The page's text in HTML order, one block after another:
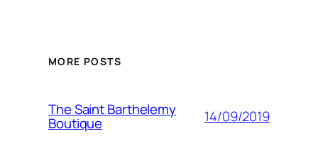
MORE POSTS
The Saint Barthelemy
Boutique 14/09/2019